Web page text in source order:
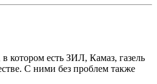
есть ЗИЛ, Камаз, газель
С ними без проблем также